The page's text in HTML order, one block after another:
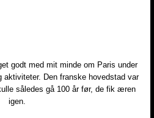
godt med mit minde om Paris under
Den franske hovedstad var
således gå 100 år før, de fik æren
igen.​